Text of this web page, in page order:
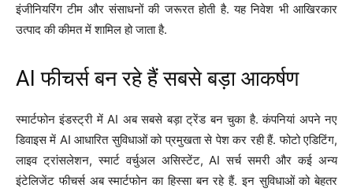
इंजीनियरिंग टीम और संसाधनों की जरूरत होती है. यह निवेश भी आखिरकार
उत्पाद की कीमत में शामिल हो जाता है.
AI फीचर्स बन रहे हैं सबसे बड़ा आकर्षण
स्मार्टफोन इंडस्ट्री में AI अब सबसे बड़ा ट्रेंड बन चुका है. कंपनियां अपने नए
डिवाइस में AI आधारित सुविधाओं को प्रमुखता से पेश कर रही हैं. फोटो एडिटिंग,
लाइव ट्रांसलेशन, स्मार्ट वर्चुअल असिस्टेंट, AI सर्च समरी और कई अन्य
इंटेलिजेंट फीचर्स अब स्मार्टफोन का हिस्सा बन रहे हैं. इन सुविधाओं को बेहतर